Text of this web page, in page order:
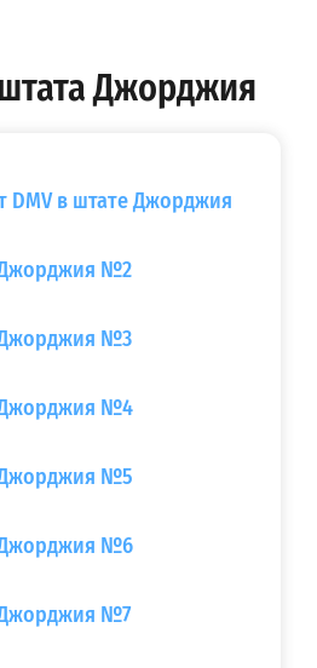
Джорджия
DMV в штате Джорджия
Джорджия №2
Джорджия №3
Джорджия №4
Джорджия №5
Джорджия №6
Джорджия №7